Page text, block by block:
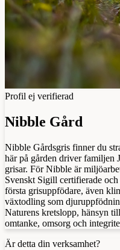
Profil ej verifierad
Nibble Gård
Nibble Gårdsgris finner du
här på gården driver familjen
grisar. För Nibble är
Svenskt Sigill certifierade
första grisuppfödare, även
växtodling som
Naturens kretslopp, hänsyn
omtanke, omsorg och
Är detta din verksamhet?